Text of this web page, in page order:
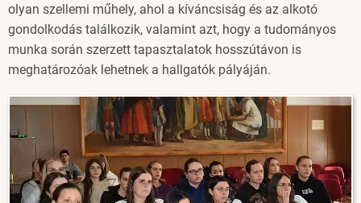
olyan szellemi műhely, ahol a kíváncsiság és az alkotó
gondolkodás találkozik, valamint azt, hogy a tudományos
munka során szerzett tapasztalatok hosszútávon is
meghatározóak lehetnek a hallgatók pályáján.
Image